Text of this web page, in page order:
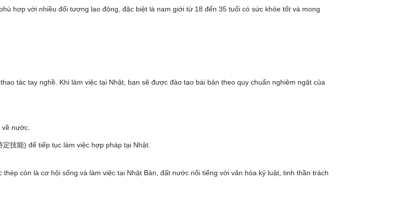
hợp với nhiều đối tượng lao động, đặc biệt là nam giới từ 18 đến 35 tuổi có sức khỏe tốt và mong
tác tay nghề. Khi làm việc tại Nhật, bạn sẽ được đào tạo bài bản theo quy chuẩn nghiêm ngặt của
nước.
技能) để tiếp tục làm việc hợp pháp tại Nhật.
còn là cơ hội sống và làm việc tại Nhật Bản, đất nước nổi tiếng với văn hóa kỷ luật, tinh thần trách